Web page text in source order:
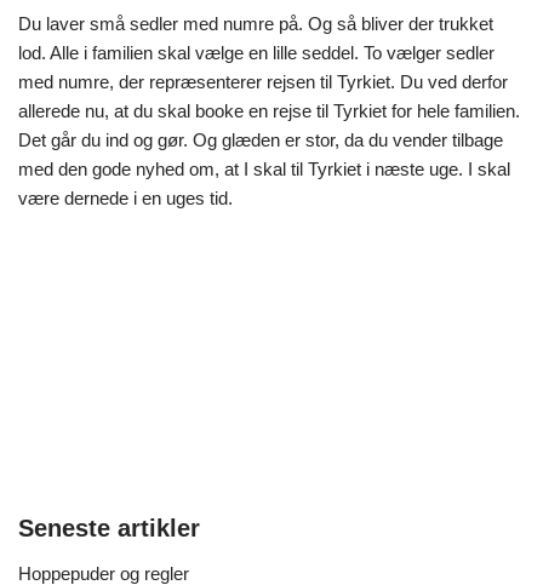
Du laver små sedler med numre på. Og så bliver der trukket
lod. Alle i familien skal vælge en lille seddel. To vælger sedler
med numre, der repræsenterer rejsen til Tyrkiet. Du ved derfor
allerede nu, at du skal booke en rejse til Tyrkiet for hele familien.
Det går du ind og gør. Og glæden er stor, da du vender tilbage
med den gode nyhed om, at I skal til Tyrkiet i næste uge. I skal
være dernede i en uges tid.
Seneste artikler
Hoppepuder og regler